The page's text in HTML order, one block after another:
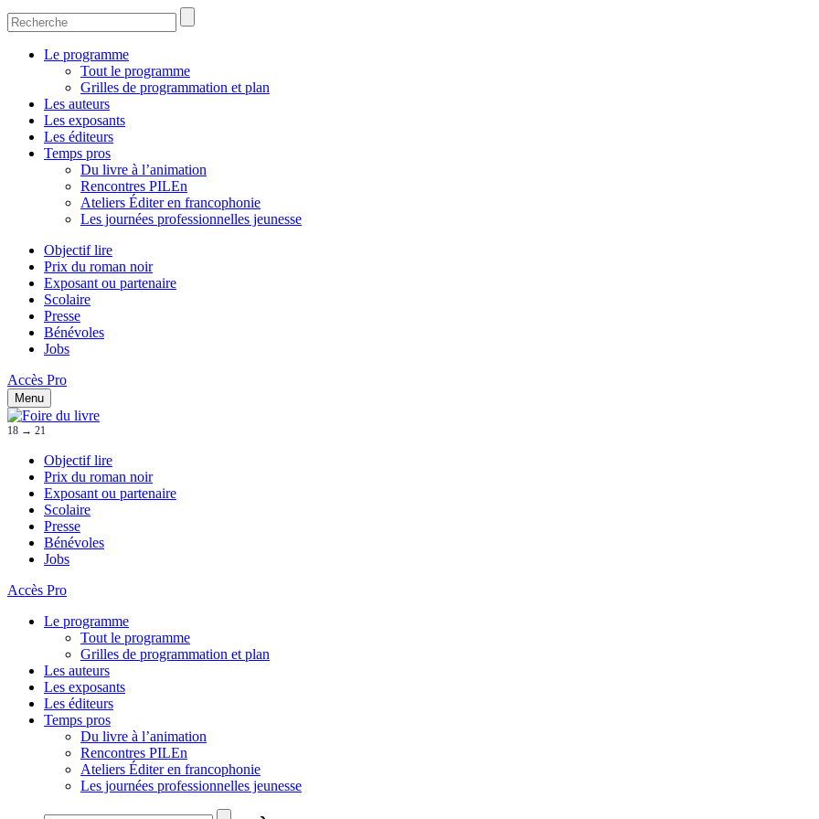
Le programme
Tout le programme
Grilles de programmation et plan
Les auteurs
Les exposants
Les éditeurs
Temps pros
Du livre à l’animation
Rencontres PILEn
Ateliers Éditer en francophonie
Les journées professionnelles jeunesse
Objectif lire
Prix du roman noir
Exposant ou partenaire
Scolaire
Presse
Bénévoles
Jobs
Accès Pro
Menu
18 → 21
Objectif lire
Prix du roman noir
Exposant ou partenaire
Scolaire
Presse
Bénévoles
Jobs
Accès Pro
Le programme
Tout le programme
Grilles de programmation et plan
Les auteurs
Les exposants
Les éditeurs
Temps pros
Du livre à l’animation
Rencontres PILEn
Ateliers Éditer en francophonie
Les journées professionnelles jeunesse